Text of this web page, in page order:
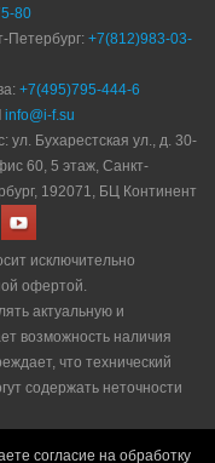
80
Петербург: +7(812)983-03-
+7(495)795-444-6
info@i-f.su
ул. Бухарестская ул., д. 30-
60, 5 этаж, Санкт-
192071, БЦ Континент
исключительно
офертой.
актуальную и
возможность наличия
что технический
содержать неточности
согласие на обработку